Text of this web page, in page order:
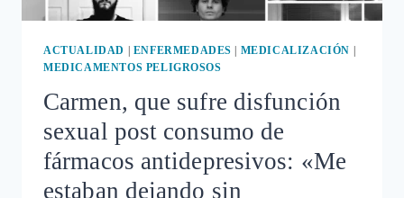
ACTUALIDAD ENFERMEDADES MEDICALIZACIÓN
MEDICAMENTOS PELIGROSOS
Carmen, que sufre disfunción
sexual post consumo de
fármacos antidepresivos: «Me
estaban dejando sin